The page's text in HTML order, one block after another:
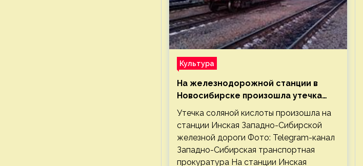
Культура
На железнодорожной станции в
Новосибирске произошла утечка
соляной кислоты
Утечка соляной кислоты произошла на
станции Инская Западно-Сибирской
железной дороги Фото: Telegram-канал
Западно-Сибирская транспортная
прокуратура На станции Инская